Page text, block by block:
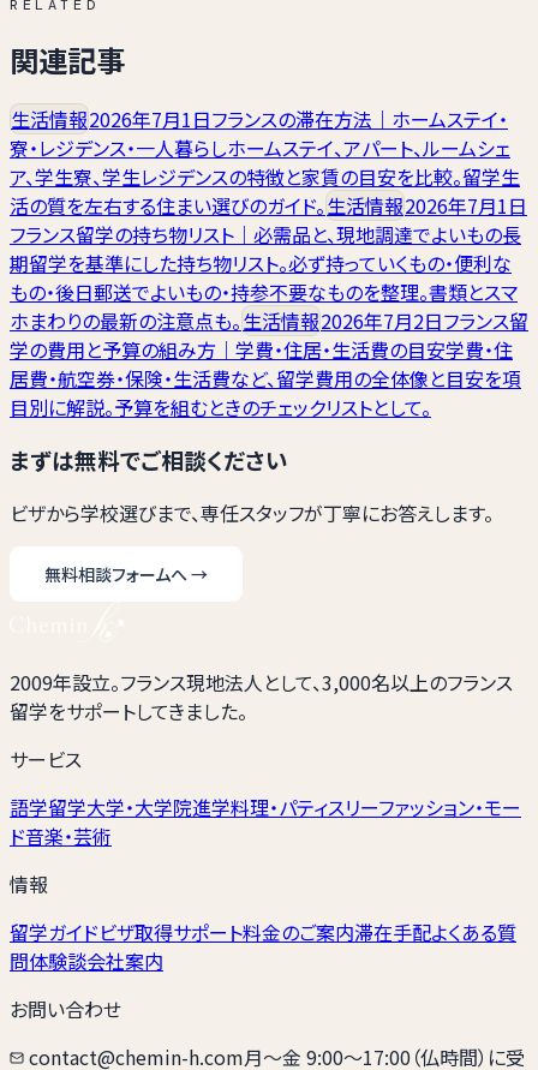
RELATED
関連記事
生活情報2026年7月1日フランスの滞在方法｜ホームステイ・
寮・レジデンス・一人暮らしホームステイ、アパート、ルームシェ
ア、学生寮、学生レジデンスの特徴と家賃の目安を比較。留学生
活の質を左右する住まい選びのガイド。生活情報2026年7月1日
フランス留学の持ち物リスト｜必需品と、現地調達でよいもの長
期留学を基準にした持ち物リスト。必ず持っていくもの・便利な
もの・後日郵送でよいもの・持参不要なものを整理。書類とスマ
ホまわりの最新の注意点も。生活情報2026年7月2日フランス留
学の費用と予算の組み方｜学費・住居・生活費の目安学費・住
居費・航空券・保険・生活費など、留学費用の全体像と目安を項
目別に解説。予算を組むときのチェックリストとして。
まずは無料でご相談ください
ビザから学校選びまで、専任スタッフが丁寧にお答えします。
無料相談フォームへ→
2009年設立。フランス現地法人として、3,000名以上のフランス
留学をサポートしてきました。
サービス
語学留学大学・大学院進学料理・パティスリーファッション・モー
ド音楽・芸術
情報
留学ガイドビザ取得サポート料金のご案内滞在手配よくある質
問体験談会社案内
お問い合わせ
contact@chemin-h.com月〜金 9:00〜17:00（仏時間）に受